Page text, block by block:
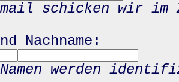
schicken wir
Nachname:
Namen werden